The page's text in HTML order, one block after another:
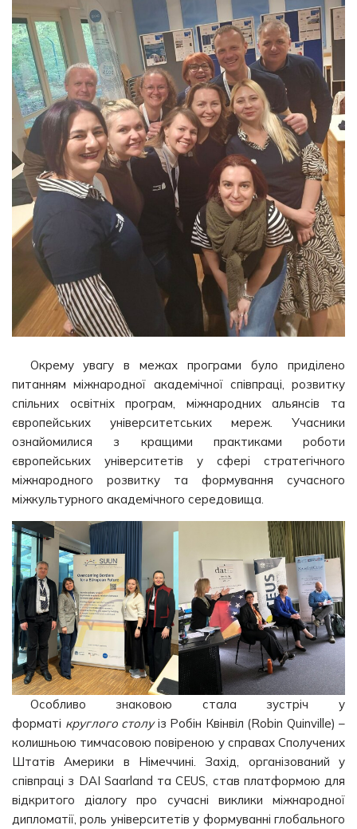
Окрему увагу в межах програми було приділено
питанням міжнародної академічної співпраці, розвитку
спільних освітніх програм, міжнародних альянсів та
європейських університетських мереж. Учасники
ознайомилися з кращими практиками роботи
європейських університетів у сфері стратегічного
міжнародного розвитку та формування сучасного
міжкультурного академічного середовища.
Особливо знаковою стала зустріч у
форматі круглого столуіз Робін Квінвіл (Robin Quinville) –
колишньою тимчасовою повіреною у справах Сполучених
Штатів Америки в Німеччині. Захід, організований у
співпраці з DAI Saarland та CEUS, став платформою для
відкритого діалогу про сучасні виклики міжнародної
дипломатії, роль університетів у формуванні глобального